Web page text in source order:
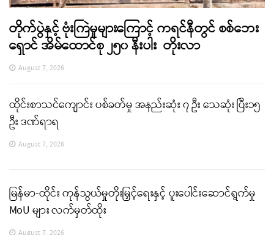
တိုက်ပွဲနှင့် ဗုံးကြဲမှုများကြောင့် ကရင်နီတွင် စစ်ဘေး
ရှောင် အိမ်ထောင်စု ၂၅၀ နီးပါး တိုးလာ
August 7, 2026
ထိုင်းစာသင်ကျောင်း ပစ်ခတ်မှု အနည်းဆုံး ၇ ဦး သေဆုံး ပြီး၁၅
ဦး ဒဏ်ရာရ
August 7, 2026
မြန်မာ-ထိုင်း ကုန်သွယ်မှုတိုးမြှင့်ရေးနှင့် ပူးပေါင်းဆောင်ရွက်မှု
MoU များ လက်မှတ်ထိုး